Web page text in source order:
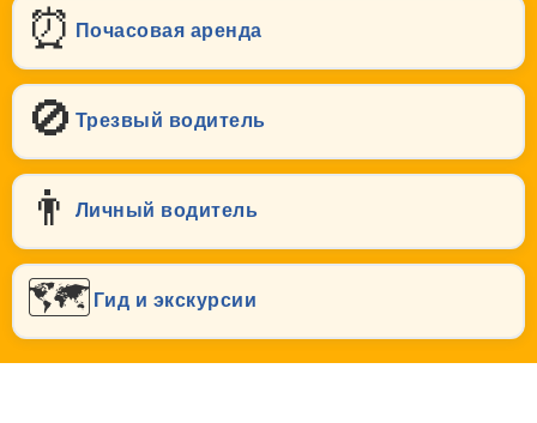
⏰ Почасовая аренда
🚫 Трезвый водитель
👨 Личный водитель
🗺️ Гид и экскурсии